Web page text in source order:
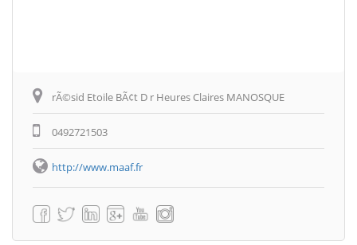
rÃ©sid Etoile BÃ¢t D r Heures Claires MANOSQUE
0492721503
http://www.maaf.fr